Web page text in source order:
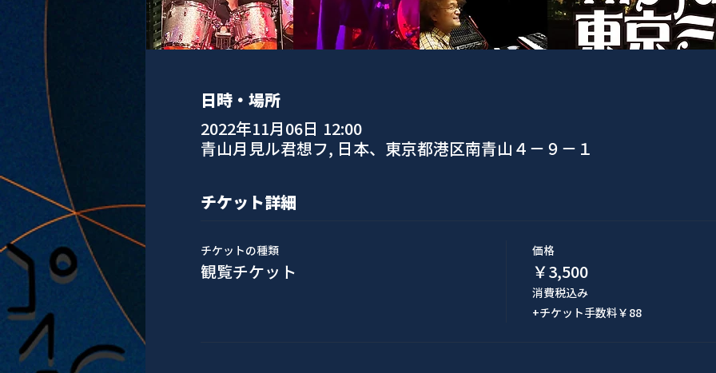
日時・場所
2022年11月06日 12:00
青山月見ル君想フ, 日本、東京都港区南青山４−９−１
チケット詳細
チケットの種類
観覧チケット
価格
￥3,500
消費税込み
+チケット手数料￥88